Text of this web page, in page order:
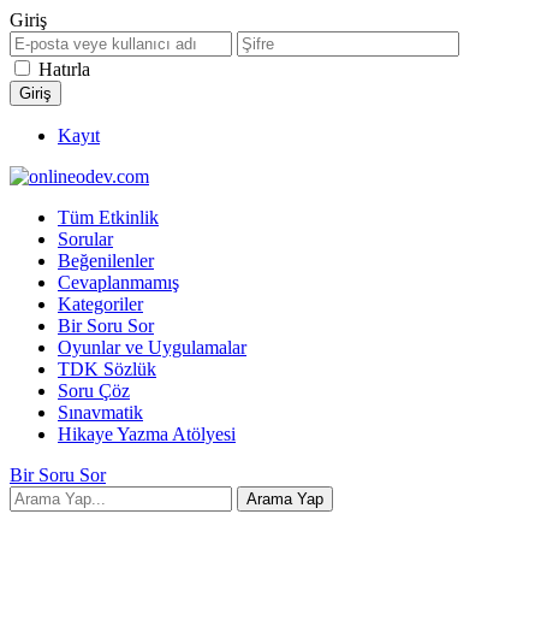
Giriş
Hatırla
Kayıt
Tüm Etkinlik
Sorular
Beğenilenler
Cevaplanmamış
Kategoriler
Bir Soru Sor
Oyunlar ve Uygulamalar
TDK Sözlük
Soru Çöz
Sınavmatik
Hikaye Yazma Atölyesi
Bir Soru Sor